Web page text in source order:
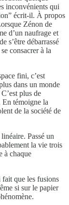
inconvénients qui
écrit-il. À propos
Zénon de
d’un naufrage et
s’être débarrassé
consacrer à la
fini, c’est
dans un monde
plus de
témoigne la
de la société de
Passé un
la vie trois
à chaque
fait que les fusions
si sur le papier